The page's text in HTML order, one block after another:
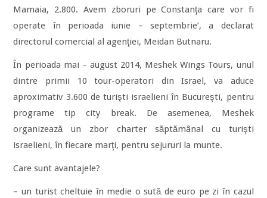
Mamaia, 2.800. Avem zboruri pe Constanţa care vor fi
operate în perioada iunie – septembrie’, a declarat
directorul comercial al agenţiei, Meidan Butnaru.
În perioada mai – august 2014, Meshek Wings Tours, unul
dintre primii 10 tour-operatori din Israel, va aduce
aproximativ 3.600 de turişti israelieni în Bucureşti, pentru
programe tip city break. De asemenea, Meshek
organizează un zbor charter săptămânal cu turişti
israelieni, în fiecare marţi, pentru sejururi la munte.
Care sunt avantajele?
– un turist cheltuie în medie o sută de euro pe zi în cazul